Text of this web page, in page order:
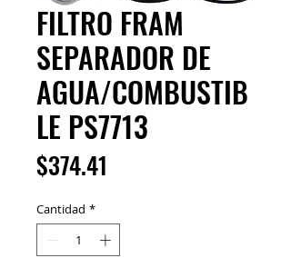
FILTRO FRAM
SEPARADOR DE
AGUA/COMBUSTIB
LE PS7713
$374.41
Cantidad *